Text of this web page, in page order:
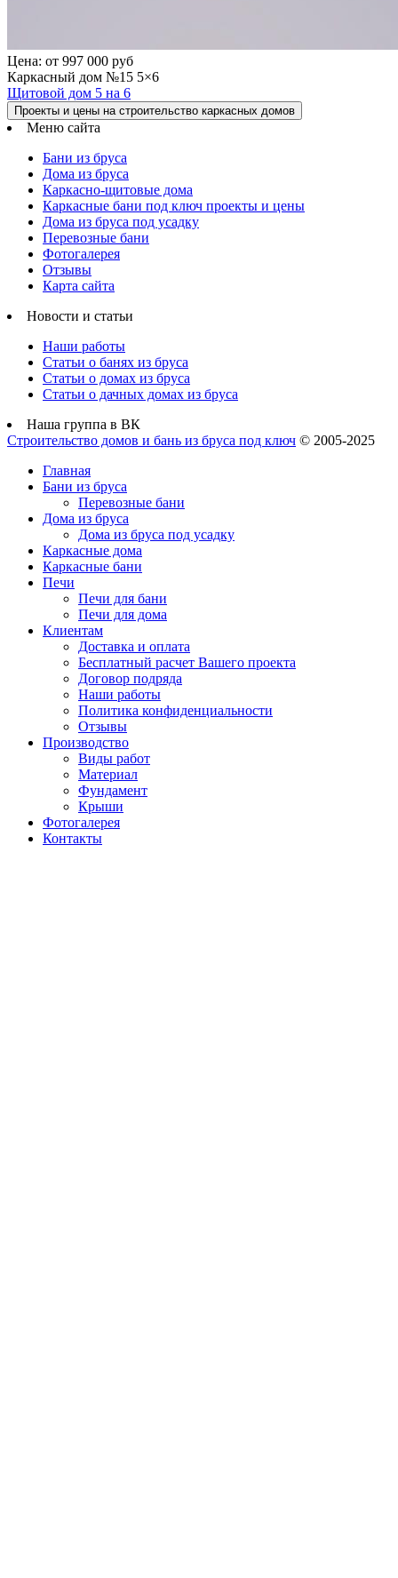
Цена: от 997 000 руб
Каркасный дом №15 5×6
Щитовой дом 5 на 6
Проекты и цены на строительство каркасных домов
Меню сайта
Бани из бруса
Дома из бруса
Каркасно-щитовые дома
Каркасные бани под ключ проекты и цены
Дома из бруса под усадку
Перевозные бани
Фотогалерея
Отзывы
Карта сайта
Новости и статьи
Наши работы
Статьи о банях из бруса
Статьи о домах из бруса
Статьи о дачных домах из бруса
Наша группа в ВК
Строительство домов и бань из бруса под ключ © 2005-2025
Главная
Бани из бруса
Перевозные бани
Дома из бруса
Дома из бруса под усадку
Каркасные дома
Каркасные бани
Печи
Печи для бани
Печи для дома
Клиентам
Доставка и оплата
Бесплатный расчет Вашего проекта
Договор подряда
Наши работы
Политика конфиденциальности
Отзывы
Производство
Виды работ
Материал
Фундамент
Крыши
Фотогалерея
Контакты